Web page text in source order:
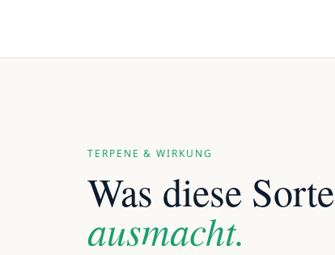
TERPENE & WIRKUNG
Was diese Sorte
ausmacht.